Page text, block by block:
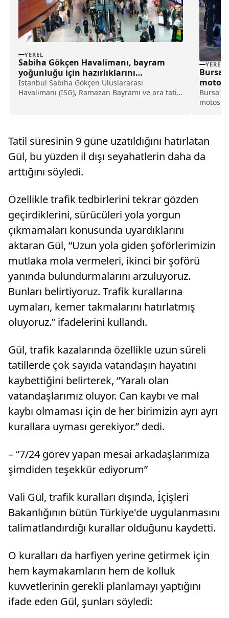
YEREL
Sabiha Gökçen Havalimanı, bayram
yoğunluğu için hazırlıklarını
tamamladı haberi
İstanbul Sabiha Gökçen Uluslararası
Havalimanı (ISG), Ramazan Bayramı ve ara tatil
YEREL
haberi
Tatil süresinin 9 güne uzatıldığını hatırlatan
Gül, bu yüzden il dışı seyahatlerin daha da
arttığını söyledi.
Özellikle trafik tedbirlerini tekrar gözden
geçirdiklerini, sürücüleri yola yorgun
çıkmamaları konusunda uyardıklarını
aktaran Gül, “Uzun yola giden şoförlerimizin
mutlaka mola vermeleri, ikinci bir şoförü
yanında bulundurmalarını arzuluyoruz.
Bunları belirtiyoruz. Trafik kurallarına
uymaları, kemer takmalarını hatırlatmış
oluyoruz.” ifadelerini kullandı.
Gül, trafik kazalarında özellikle uzun süreli
tatillerde çok sayıda vatandaşın hayatını
kaybettiğini belirterek, “Yaralı olan
vatandaşlarımız oluyor. Can kaybı ve mal
kaybı olmaması için de her birimizin ayrı ayrı
kurallara uyması gerekiyor.” dedi.
– “7/24 görev yapan mesai arkadaşlarımıza
şimdiden teşekkür ediyorum”
Vali Gül, trafik kuralları dışında, İçişleri
Bakanlığının bütün Türkiye'de uygulanmasını
talimatlandırdığı kurallar olduğunu kaydetti.
O kuralları da harfiyen yerine getirmek için
hem kaymakamların hem de kolluk
kuvvetlerinin gerekli planlamayı yaptığını
ifade eden Gül, şunları söyledi: